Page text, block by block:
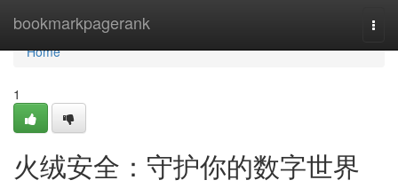
bookmarkpagerank
Home
Home
1
火绒安全：守护你的数字世界